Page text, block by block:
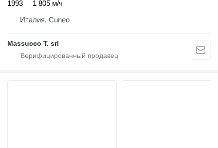
1993
1 805 м/ч
Италия, Cuneo
Massucco T. srl